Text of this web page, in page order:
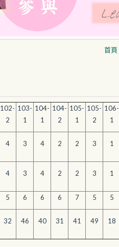
首頁
102-
2
103-
1
104-
1
104-
2
105-
1
105-
2
106-
1
4 3 4 2 2 3 1
4 3 4 2 2 3 1
5 6 6 6 7 5 5
32 46 40 31 41 49 18